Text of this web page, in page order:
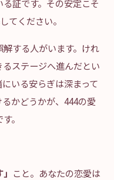
証です。その安定こそ
てください。
する人がいます。けれ
ステージへ進んだとい
いる安らぎは深まって
かどうかが、444の愛
。
こと。あなたの恋愛は